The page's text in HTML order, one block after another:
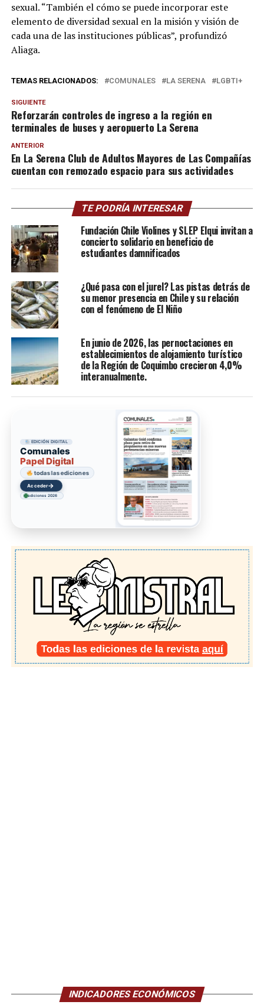
sexual. “También el cómo se puede incorporar este
elemento de diversidad sexual en la misión y visión de
cada una de las instituciones públicas”, profundizó
Aliaga.
TEMAS RELACIONADOS: COMUNALES LA SERENA LGBTI+
SIGUIENTE
Reforzarán controles de ingreso a la región en
terminales de buses y aeropuerto La Serena
ANTERIOR
En La Serena Club de Adultos Mayores de Las Compañías
cuentan con remozado espacio para sus actividades
TE PODRÍA INTERESAR
Fundación Chile Violines y SLEP Elqui invitan a
concierto solidario en beneficio de
estudiantes damnificados
¿Qué pasa con el jurel? Las pistas detrás de
su menor presencia en Chile y su relación
con el fenómeno de El Niño
En junio de 2026, las pernoctaciones en
establecimientos de alojamiento turístico
de la Región de Coquimbo crecieron 4,0%
interanualmente.
EDICIÓN DIGITAL
Comunales
Papel Digital
todas las ediciones
Acceder→
ediciones 2026
INDICADORES ECONÓMICOS